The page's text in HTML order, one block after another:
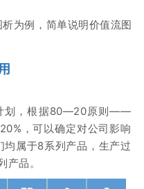
为例，简单说明价值流图
划，根据80—20原则——
，可以确定对公司影响
属于8系列产品，生产过
品。